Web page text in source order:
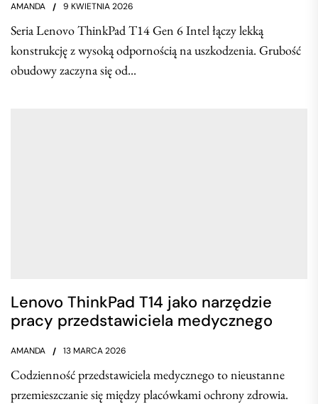
AMANDA 9 KWIETNIA 2026
Seria Lenovo ThinkPad T14 Gen 6 Intel łączy lekką
konstrukcję z wysoką odpornością na uszkodzenia. Grubość
obudowy zaczyna się od...
Lenovo ThinkPad T14 jako narzędzie
pracy przedstawiciela medycznego
AMANDA 13 MARCA 2026
Codzienność przedstawiciela medycznego to nieustanne
przemieszczanie się między placówkami ochrony zdrowia.